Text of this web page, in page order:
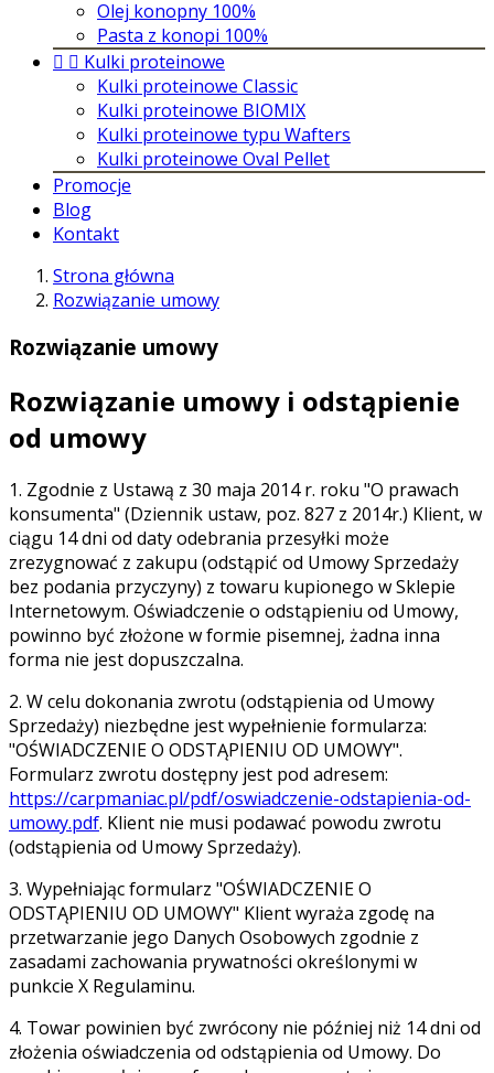
Olej konopny 100%
Pasta z konopi 100%
  Kulki proteinowe
Kulki proteinowe Classic
Kulki proteinowe BIOMIX
Kulki proteinowe typu Wafters
Kulki proteinowe Oval Pellet
Promocje
Blog
Kontakt
Strona główna
Rozwiązanie umowy
Rozwiązanie umowy
Rozwiązanie umowy i odstąpienie
od umowy
1. Zgodnie z Ustawą z 30 maja 2014 r. roku "O prawach
konsumenta" (Dziennik ustaw, poz. 827 z 2014r.) Klient, w
ciągu 14 dni od daty odebrania przesyłki może
zrezygnować z zakupu (odstąpić od Umowy Sprzedaży
bez podania przyczyny) z towaru kupionego w Sklepie
Internetowym. Oświadczenie o odstąpieniu od Umowy,
powinno być złożone w formie pisemnej, żadna inna
forma nie jest dopuszczalna.
2. W celu dokonania zwrotu (odstąpienia od Umowy
Sprzedaży) niezbędne jest wypełnienie formularza:
"OŚWIADCZENIE O ODSTĄPIENIU OD UMOWY".
Formularz zwrotu dostępny jest pod adresem:
https://carpmaniac.pl/pdf/oswiadczenie-odstapienia-od-
umowy.pdf. Klient nie musi podawać powodu zwrotu
(odstąpienia od Umowy Sprzedaży).
3. Wypełniając formularz "OŚWIADCZENIE O
ODSTĄPIENIU OD UMOWY" Klient wyraża zgodę na
przetwarzanie jego Danych Osobowych zgodnie z
zasadami zachowania prywatności określonymi w
punkcie X Regulaminu.
4. Towar powinien być zwrócony nie później niż 14 dni od
złożenia oświadczenia od odstąpienia od Umowy. Do